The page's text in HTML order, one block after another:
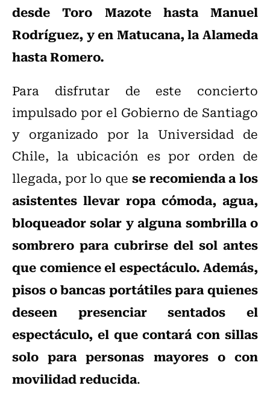
desde Toro Mazote hasta Manuel
Rodríguez, y en Matucana, la Alameda
hasta Romero.
Para disfrutar de este concierto
impulsado por el Gobierno de Santiago
y organizado por la Universidad de
Chile, la ubicación es por orden de
llegada, por lo que se recomienda a los
asistentes llevar ropa cómoda, agua,
bloqueador solar y alguna sombrilla o
sombrero para cubrirse del sol antes
que comience el espectáculo. Además,
pisos o bancas portátiles para quienes
deseen presenciar sentados el
espectáculo, el que contará con sillas
solo para personas mayores o con
movilidad reducida.